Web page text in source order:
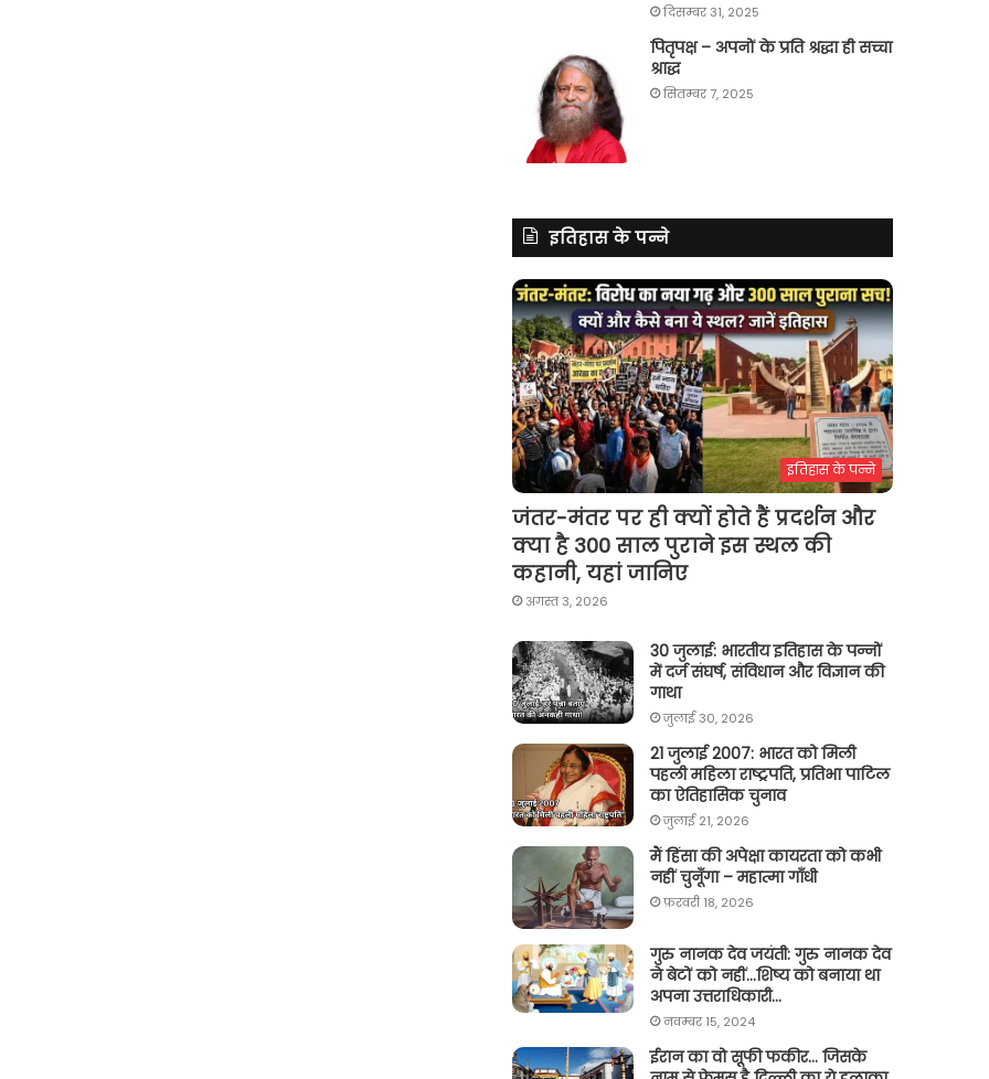
दिसम्बर 31, 2025
पितृपक्ष – अपनों के प्रति श्रद्धा ही सच्चा
श्राद्ध
सितम्बर 7, 2025
इतिहास के पन्ने
इतिहास के पन्ने
जंतर-मंतर पर ही क्यों होते हैं प्रदर्शन और
क्या है 300 साल पुराने इस स्थल की
कहानी, यहां जानिए
अगस्त 3, 2026
30 जुलाई: भारतीय इतिहास के पन्नों
में दर्ज संघर्ष, संविधान और विज्ञान की
गाथा
जुलाई 30, 2026
21 जुलाई 2007: भारत को मिली
पहली महिला राष्ट्रपति, प्रतिभा पाटिल
का ऐतिहासिक चुनाव
जुलाई 21, 2026
मैं हिंसा की अपेक्षा कायरता को कभी
नहीं चुनूँगा – महात्मा गाँधी
फ़रवरी 18, 2026
गुरु नानक देव जयंती: गुरु नानक देव
ने बेटों को नहीं…शिष्य को बनाया था
अपना उत्तराधिकारी…
नवम्बर 15, 2024
ईरान का वो सूफी फकीर… जिसके